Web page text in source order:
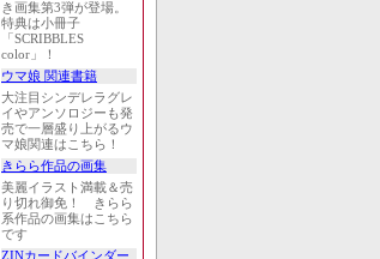
き画集第3弾が登場。
特典は小冊子
「SCRIBBLES
color」！
ウマ娘 関連書籍
大注目シンデレラグレ
イやアンソロジーも発
売で一層盛り上がるウ
マ娘関連はこちら！
きらら作品の画集
美麗イラスト満載＆売
り切れ御免！ きらら
系作品の画集はこちら
です
ZINカードバインダー